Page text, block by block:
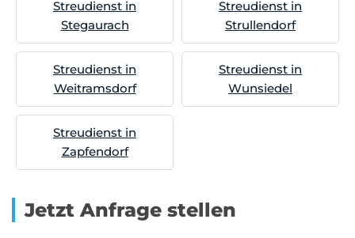
Streudienst in
Stegaurach
Streudienst in
Strullendorf
Streudienst in
Weitramsdorf
Streudienst in
Wunsiedel
Streudienst in
Zapfendorf
Jetzt Anfrage stellen